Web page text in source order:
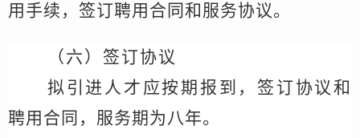
用手续，签订聘用合同和服务协议。
（六） 签订协议
拟引进人才应按期报到， 签订协议和
聘用合同，服务期 为八年。